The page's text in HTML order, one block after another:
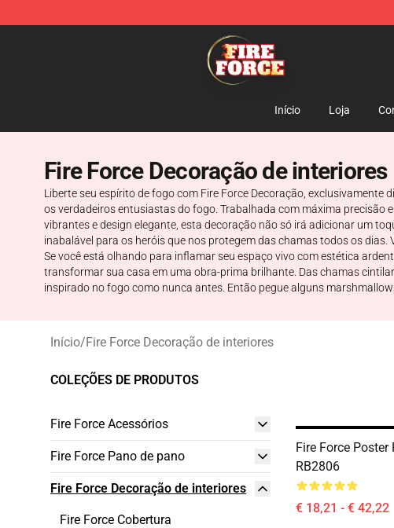
Fire Force Store - Official Fire Force Merchandise Shop
Início Loja
Fire Force Decoração de interiores
Liberte seu espírito de fogo com Fire Force Decoração,
os verdadeiros entusiastas do fogo. Trabalhada com máxima precisão
vibrantes e design elegante, esta decoração não só irá adicionar um
inabalável para os heróis que nos protegem das chamas todos os
Se você está olhando para inflamar seu espaço vivo com estética
transformar sua casa em uma obra-prima brilhante. Das chamas
inspirado no fogo como nunca antes. Então pegue alguns
Início/Fire Force Decoração de interiores
COLEÇÕES DE PRODUTOS
Fire Force Acessórios
Fire Force Pano de pano
Fire Force Decoração de interiores
Fire Force Cobertura
Fire Force Poster
RB2806
€ 18,21 - € 42,22